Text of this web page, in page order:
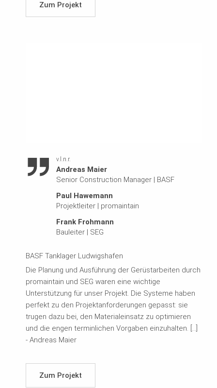
Zum Projekt
v.l.n.r.
Andreas Maier
Senior Construction Manager | BASF
Paul Hawemann
Projektleiter | promaintain
Frank Frohmann
Bauleiter | SEG
BASF Tanklager Ludwigshafen
Die Planung und Ausführung der Gerüstarbeiten durch
promaintain und SEG waren eine wichtige
Unterstützung für unser Projekt. Die Systeme haben
perfekt zu den Projektanforderungen gepasst: sie
trugen dazu bei, den Materialeinsatz zu optimieren
und die engen terminlichen Vorgaben einzuhalten. [...]
- Andreas Maier
Zum Projekt